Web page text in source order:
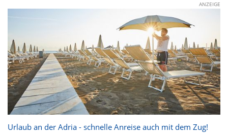
ANZEIGE
Urlaub an der Adria - schnelle Anreise auch mit dem Zug!